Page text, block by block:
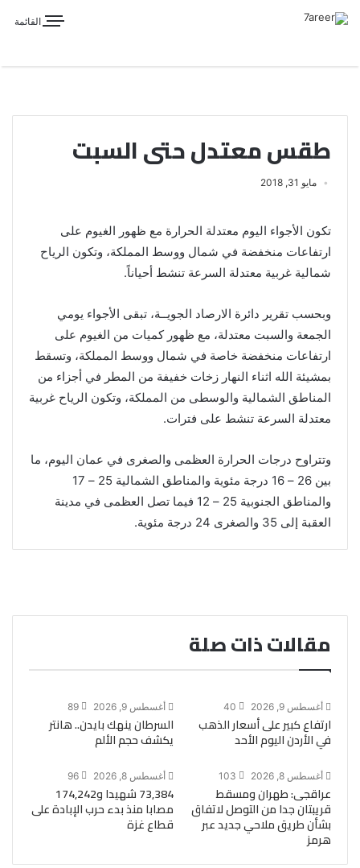
القائمة
طقس معتدل حتى السبت
مايو 31, 2018
تكون الأجواء اليوم معتدلة الحرارة مع ظهور الغيوم على
ارتفاعات منخفضة في شمال ووسط المملكة، وتكون الرياح
شمالية غربية معتدلة السرعة تنشط أحياناً.
وبحسب تقرير دائرة الارصاد الجويــة، تبقى الأجواء يومي
الجمعة والسبت معتدلة، مع ظهور كميات من الغيوم على
ارتفاعات منخفضة خاصة في شمال ووسط المملكة، وتسقط
بمشيئة الله اثناء النهار زخات خفيفة من المطر في أجزاء من
المناطق الشمالية والوسطى من المملكة، وتكون الرياح غربية
معتدلة السرعة تنشط على فترات.
وتتراوح درجات الحرارة العظمى والصغرى في عمان اليوم، ما
بين 26 – 16 درجة مئوية والمناطق الشمالية 25 – 17
والمناطق الجنوبية 25 – 12 فيما تصل العظمى في مدينة
العقبة إلى 35 والصغرى 24 درجة مئوية.
مقالات ذات صلة
أغسطس 9, 2026 40
ارتفاع كبير على أسعار الذهب
في الأردن اليوم الأحد
أغسطس 9, 2026 89
السرطان ينهك بايدن.. هانتر
يكشف حجم الألم
أغسطس 8, 2026 103
عراقجى: طهران ومسقط
قريبتان جدا من التوصل لاتفاق
بشأن طريق ملاحي جديد عبر
هرمز
أغسطس 8, 2026 96
73,384 شهيدا و174,242
مصابا منذ بدء حرب الإبادة على
قطاع غزة